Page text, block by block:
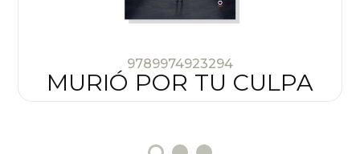
9789974923294
MURIÓ POR TU CULPA